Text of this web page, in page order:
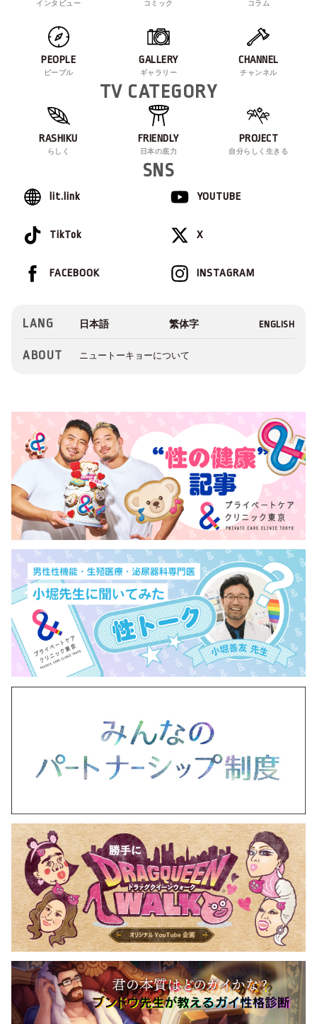
インタビュー コミック コラム
PEOPLE
ピープル
GALLERY
ギャラリー
CHANNEL
チャンネル
TV CATEGORY
RASHIKU
らしく
FRIENDLY
日本の底力
PROJECT
自分らしく生きる
SNS
lit.link YOUTUBE
TikTok X
INSTAGRAM
FACEBOOK
LANG
ABOUT ニュートーキョーについて